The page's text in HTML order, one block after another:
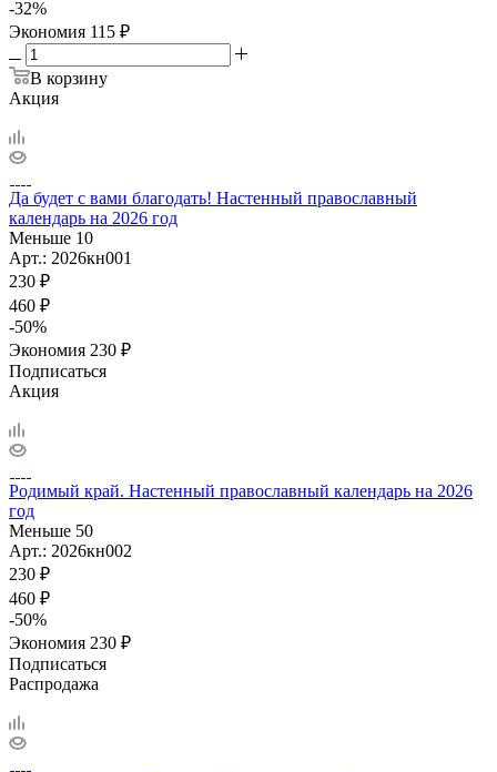
-32%
Экономия 115 ₽
В корзину
Акция
Да будет с вами благодать! Настенный православный
календарь на 2026 год
Меньше 10
Арт.: 2026кн001
230 ₽
460 ₽
-50%
Экономия 230 ₽
Подписаться
Акция
Родимый край. Настенный православный календарь на 2026
год
Меньше 50
Арт.: 2026кн002
230 ₽
460 ₽
-50%
Экономия 230 ₽
Подписаться
Распродажа